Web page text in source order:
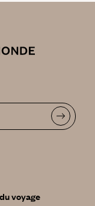
voyage